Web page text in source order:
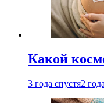
Какой
3 года спустя2